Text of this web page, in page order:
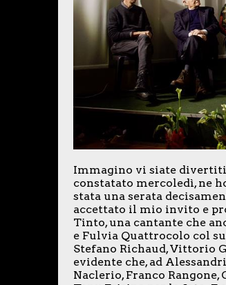
Immagino vi siate divertiti
constatato mercoledì, ne
stata una serata
accettato il mio invito e
Tinto, una cantante che
e Fulvia Quattrocolo col
Stefano Richaud, Vittorio
evidente che, ad
Naclerio, Franco